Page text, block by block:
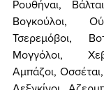
Ρουθήναι,
Βογκούλοι,
Τσερεμόβοι,
Μογγόλοι,
Αμπάζοι,